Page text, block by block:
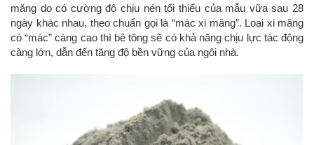
măng do có cường độ chịu nén tối thiểu của mẫu vữa sau 28
ngày khác nhau, theo chuẩn gọi là “mác xi măng”. Loại xi măng
có “mác” càng cao thì bê tông sẽ có khả năng chịu lực tác động
càng lớn, dẫn đến tăng độ bền vững của ngôi nhà.